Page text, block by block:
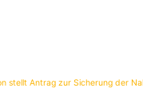
stellt Antrag zur Sicherung der